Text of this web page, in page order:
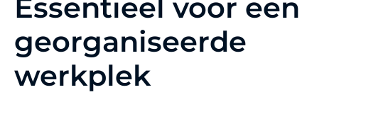
Essentieel voor een
georganiseerde
werkplek